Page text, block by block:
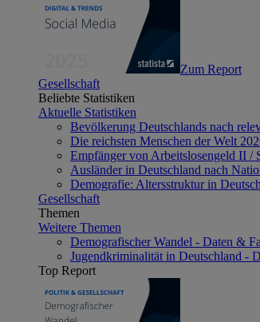
Zum Report
Gesellschaft
Beliebte Statistiken
Aktuelle Statistiken
Bevölkerung Deutschlands nach
Die reichsten Menschen der Welt
Empfänger von Arbeitslosengeld II /
Ausländer in Deutschland nach
Demografie: Altersstruktur in
Gesellschaft
Themen
Weitere Themen
Demografischer Wandel - Daten &
Jugendkriminalität in Deutschland -
Top Report